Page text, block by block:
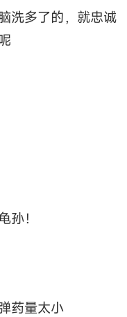
洗多了的，就忠诚
孙！
药量太小